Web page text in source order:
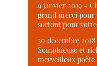
9 janvier 2019 –
grand merci pour
surtout pour
30 décembre
Somptueuse et
merveilleux